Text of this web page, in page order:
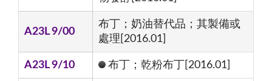
A23L 9/00
布丁；奶油替代品；其製備或
處理[2016.01]
A23L 9/10 布丁；乾粉布丁[2016.01]